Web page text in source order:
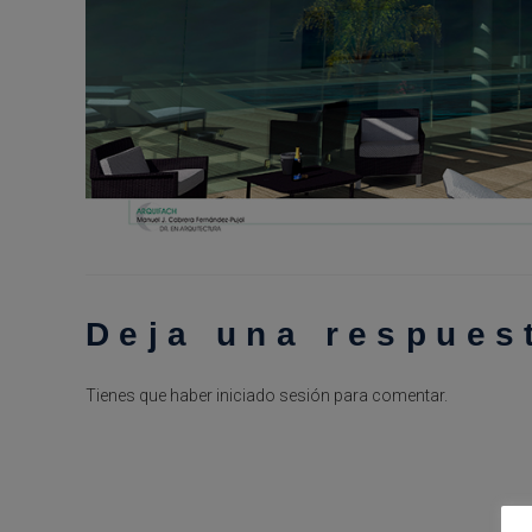
Deja una
Tienes que haber iniciado sesión para comentar.